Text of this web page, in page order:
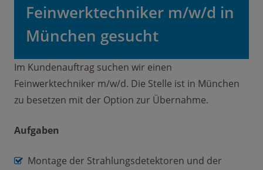
Feinwerktechniker m/w/d in
München gesucht
Im Kundenauftrag suchen wir einen
Feinwerktechniker m/w/d. Die Stelle ist in München
zu besetzen mit der Option zur Übernahme.
Aufgaben
Montage der Strahlungsdetektoren und der